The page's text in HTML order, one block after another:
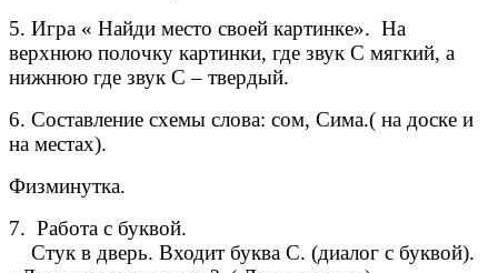
5. Игра « Найди место своей картинке». На
верхнюю полочку картинки, где звук С мягкий, а
нижнюю где звук С – твердый.
6. Составление схемы слова: сом, Сима.( на доске и
на местах).
Физминутка.
7. Работа с буквой.
Стук в дверь. Входит буква С. (диалог с буквой).